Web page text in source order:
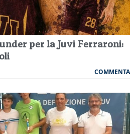
per la Juvi Ferraroni:
COMMENTA